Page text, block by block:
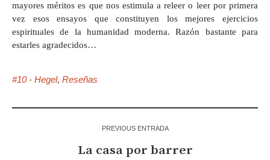
mayores méritos es que nos estimula a releer o leer por primera
vez esos ensayos que constituyen los mejores ejercicios
espirituales de la humanidad moderna. Razón bastante para
estarles agradecidos…
#10 - Hegel, Reseñas
PREVIOUS ENTRADA
La casa por barrer